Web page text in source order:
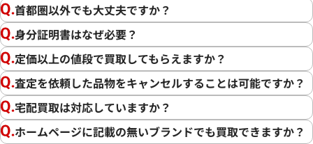
首都圏以外でも大丈夫ですか？
身分証明書はなぜ必要？
定価以上の値段で買取してもらえますか？
査定を依頼した品物をキャンセルすることは可能ですか？
宅配買取は対応していますか？
ホームページに記載の無いブランドでも買取できますか？